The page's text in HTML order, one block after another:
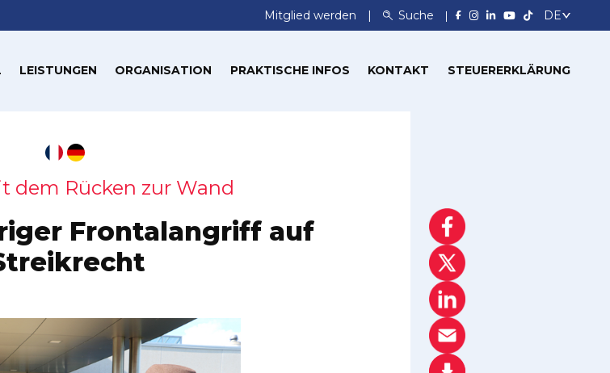
Mitglied werden Suche
LEISTUNGEN ORGANISATION PRAKTISCHE INFOS KONTAKT STEUERERKLÄRUNG
dem Rücken zur Wand
Frontalangriff auf